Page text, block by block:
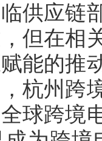
供应链
但在相
能的推
杭州跨
球跨境